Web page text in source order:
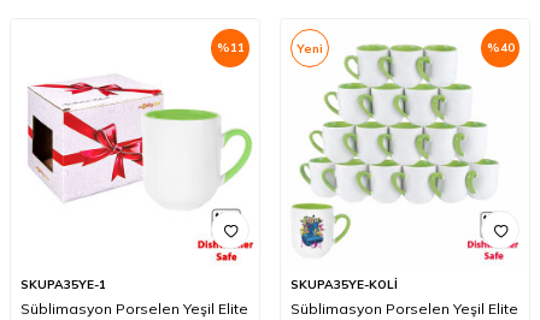
%11
SKUPA35YE-1
Süblimasyon Porselen Yeşil Elite
%40
Yeni
SKUPA35YE-KOLİ
Süblimasyon Porselen Yeşil Elite